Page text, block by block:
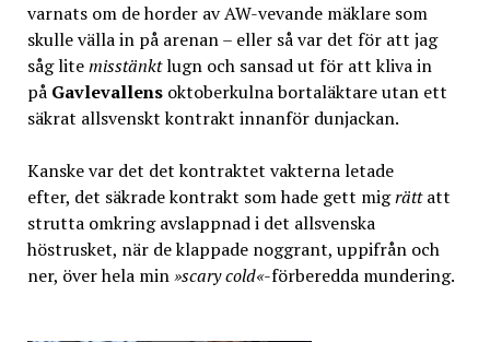
varnats om de horder av AW-vevande mäklare som
skulle välla in på arenan – eller så var det för att jag
såg litemisstänktlugn och sansad ut för att kliva in
på Gavlevallensoktoberkulna bortaläktare utan ett
säkrat allsvenskt kontrakt innanför dunjackan.
Kanske var det det kontraktet vakterna letade
efter, det säkrade kontrakt som hade gett migrättatt
strutta omkring avslappnad i det allsvenska
höstrusket, när de klappade noggrant, uppifrån och
ner, över hela min»scary cold«-förberedda mundering.